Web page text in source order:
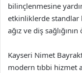
bilinçlenmesine
etkinliklerde standlar
ağız ve diş
Kayseri Nimet
modern tıbbi hizmet